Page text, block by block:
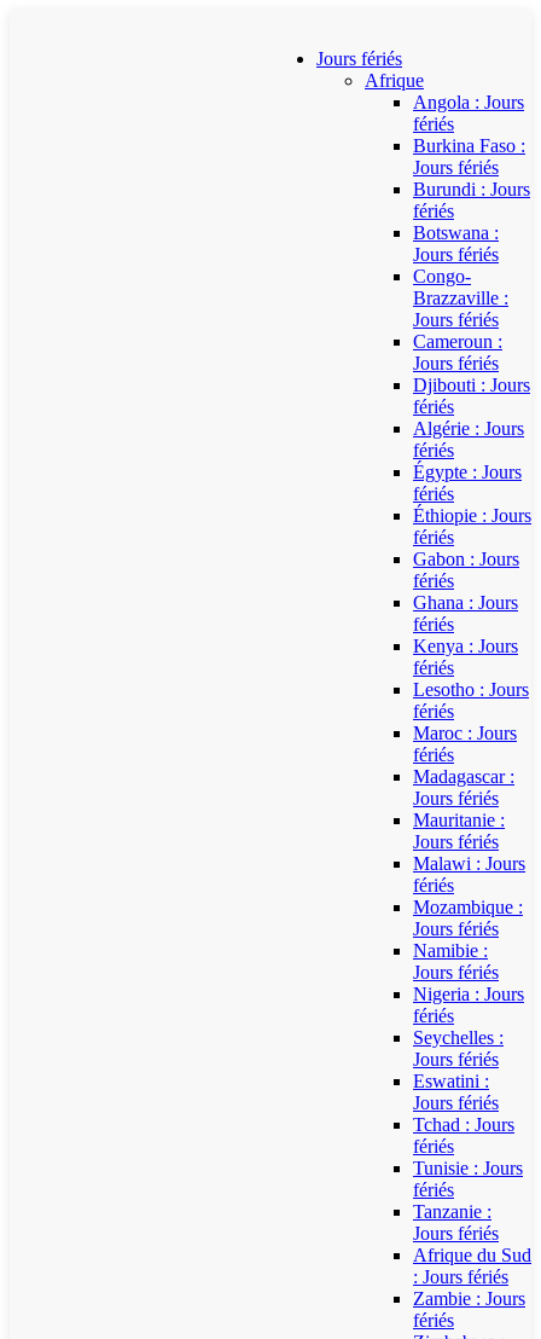
Jours fériés
Afrique
Angola : Jours
fériés
Burkina Faso :
Jours fériés
Burundi : Jours
fériés
Botswana :
Jours fériés
Congo-
Brazzaville :
Jours fériés
Cameroun :
Jours fériés
Djibouti : Jours
fériés
Algérie : Jours
fériés
Égypte : Jours
fériés
Éthiopie : Jours
fériés
Gabon : Jours
fériés
Ghana : Jours
fériés
Kenya : Jours
fériés
Lesotho : Jours
fériés
Maroc : Jours
fériés
Madagascar :
Jours fériés
Mauritanie :
Jours fériés
Malawi : Jours
fériés
Mozambique :
Jours fériés
Namibie :
Jours fériés
Nigeria : Jours
fériés
Seychelles :
Jours fériés
Eswatini :
Jours fériés
Tchad : Jours
fériés
Tunisie : Jours
fériés
Tanzanie :
Jours fériés
Afrique du Sud
: Jours fériés
Zambie : Jours
fériés